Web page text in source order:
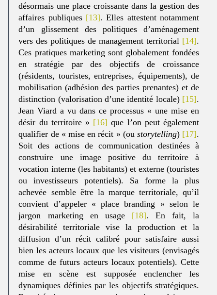
désormais une place croissante dans la gestion des
affaires publiques [13]. Elles attestent notamment
d’un glissement des politiques d’aménagement
vers des politiques de management territorial [14].
Ces pratiques marketing sont globalement fondées
en stratégie par des objectifs de croissance
(résidents, touristes, entreprises, équipements), de
mobilisation (adhésion des parties prenantes) et de
distinction (valorisation d’une identité locale) [15].
Jean Viard a vu dans ce processus « une mise en
désir du territoire » [16] que l’on peut également
qualifier de « mise en récit » (ou storytelling) [17].
Soit des actions de communication destinées à
construire une image positive du territoire à
vocation interne (les habitants) et externe (touristes
ou investisseurs potentiels). Sa forme la plus
achevée semble être la marque territoriale, qu’il
convient d’appeler « place branding » selon le
jargon marketing en usage [18]. En fait, la
désirabilité territoriale vise la production et la
diffusion d’un récit calibré pour satisfaire aussi
bien les acteurs locaux que les visiteurs (envisagés
comme de futurs acteurs locaux potentiels). Cette
mise en scène est supposée enclencher les
dynamiques définies par les objectifs stratégiques.